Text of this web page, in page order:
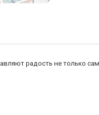
радость не только